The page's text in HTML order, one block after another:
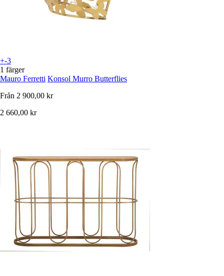
+-3
1 färger
Mauro Ferretti Konsol Murro Butterflies
Från 2 900,00 kr
2 660,00 kr